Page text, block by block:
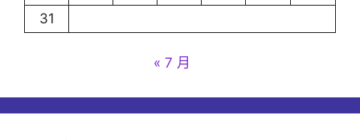
31
« 7 月